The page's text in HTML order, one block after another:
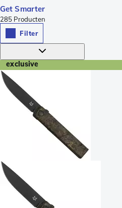
Get Smarter
285 Producten
Filter
exclusive